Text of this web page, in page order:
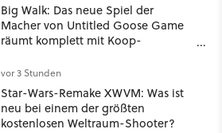
Big Walk: Das neue Spiel der
Macher von Untitled Goose Game
räumt komplett mit Koop-
vor 3 Stunden
Star-Wars-Remake XWVM: Was ist
neu bei einem der größten
kostenlosen Weltraum-Shooter?